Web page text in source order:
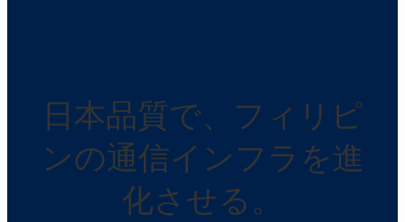
日本品質で、フィリピ
ンの通信インフラを進
化させる。